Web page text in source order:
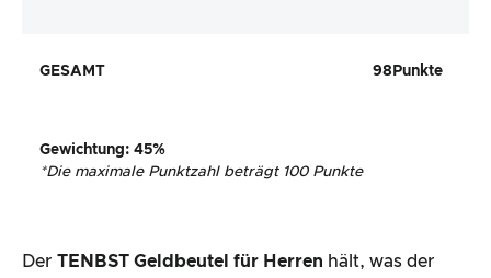
GESAMT 98 Punkte
Gewichtung: 45%
*Die maximale Punktzahl beträgt 100 Punkte
Der TENBST Geldbeutel für Herren hält, was der